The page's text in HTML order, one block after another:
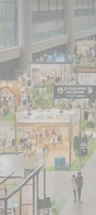
in Karlsruhe und Stuttgart